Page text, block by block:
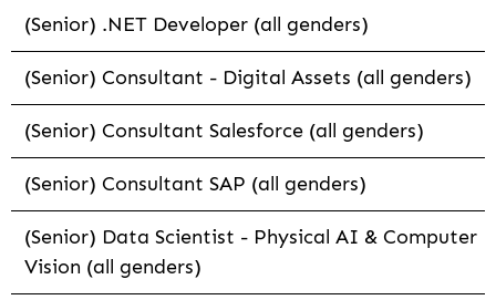
(Senior) .NET Developer (all genders)
(Senior) Consultant - Digital Assets (all genders)
(Senior) Consultant Salesforce (all genders)
(Senior) Consultant SAP (all genders)
(Senior) Data Scientist - Physical AI & Computer
Vision (all genders)